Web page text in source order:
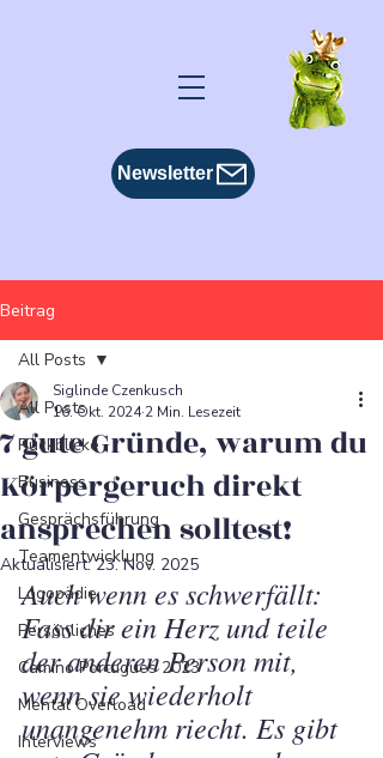
Newsletter
Beitrag
All Posts
Rückblicke
Business
Gesprächsführung
Teamentwicklung
Logopädie
Persönliches
Camino Portugues 2023
Mental Overload
Interviews
All Posts
7 gute Gründe, warum du
Körpergeruch direkt
ansprechen solltest!
Siglinde Czenkusch
16. Okt. 2024 2 Min. Lesezeit
Aktualisiert:23. Nov. 2025
Auch wenn es schwerfällt:
Fass dir ein Herz und teile
der anderen Person mit,
wenn sie wiederholt
unangenehm riecht. Es gibt